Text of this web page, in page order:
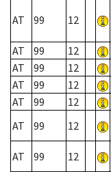
AT 99 12
AT
99 12
AT
99 12
AT
99 12
AT
99 12
AT
99 12
AT
99 12